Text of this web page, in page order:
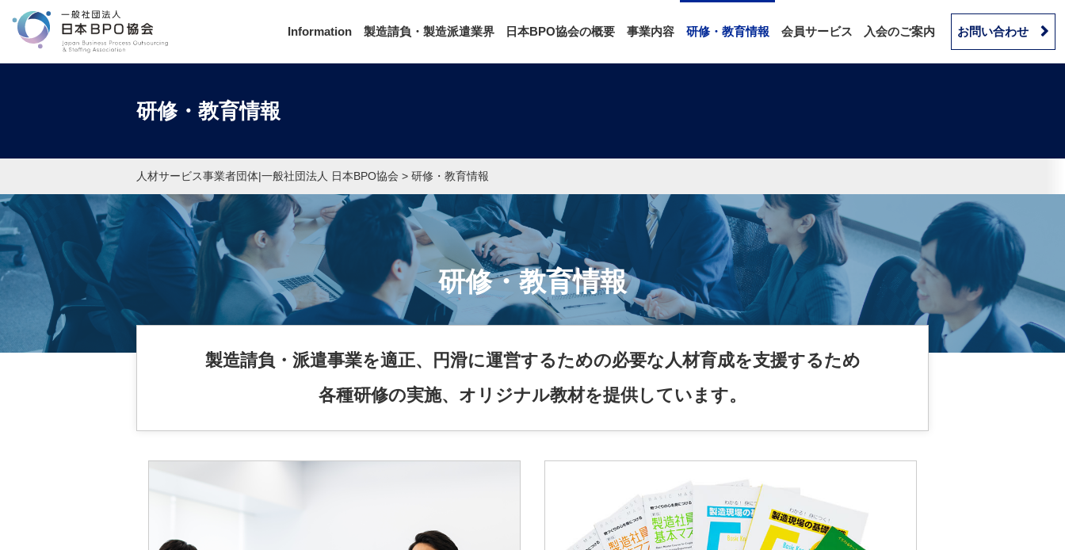
Information 製造請負・製造派遣業界 日本BPO協会の概要 事業内容 研修・教育情報 会員サービス 入会のご案内 お問い合わせ
研修・教育情報
人材サービス事業者団体|一般社団法人 日本BPO協会 > 研修・教育情報
研修・教育情報
製造請負・派遣事業を適正、円滑に運営するための必要な人材育成を支援するため
各種研修の実施、オリジナル教材を提供しています。